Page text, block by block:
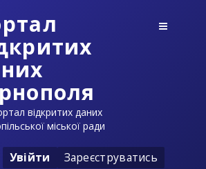
відкритих даних
міської ради
Увійти Зареєструватись